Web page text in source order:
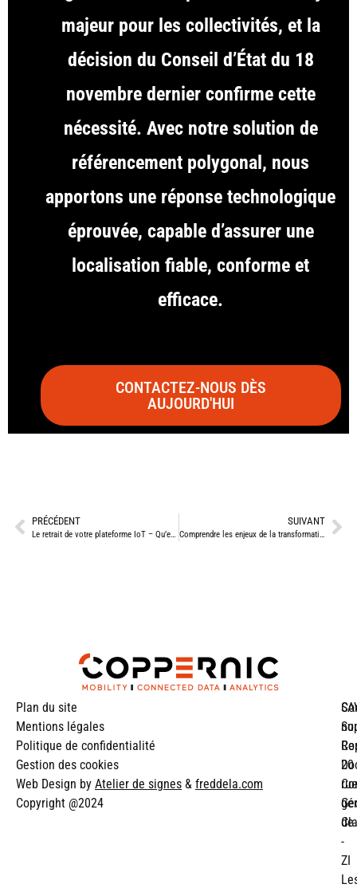
majeur pour les collectivités, et la
décision du Conseil d’État du 18
novembre dernier confirme cette
nécessité. Avec notre solution de
référencement polygonal, nous
apportons une réponse technologique
éprouvée, capable d’assurer une
localisation fiable, conforme et
efficace.
CONTACTEZ-NOUS DÈS
AUJOURD'HUI
PRÉCÉDENT
Le retrait de votre plateforme IoT – Qu’en penserait Copilot ?
SUIVANT
Comprendre les enjeux de la transformation numérique
Plan du site
Mentions légales
Politique de confidentialité
Gestion des cookies
Web Design by Atelier de signes & freddela.com
Copyright @2024
de
20
rue
-
ZI